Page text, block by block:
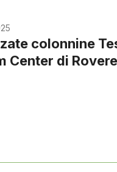
colonnine
Center di